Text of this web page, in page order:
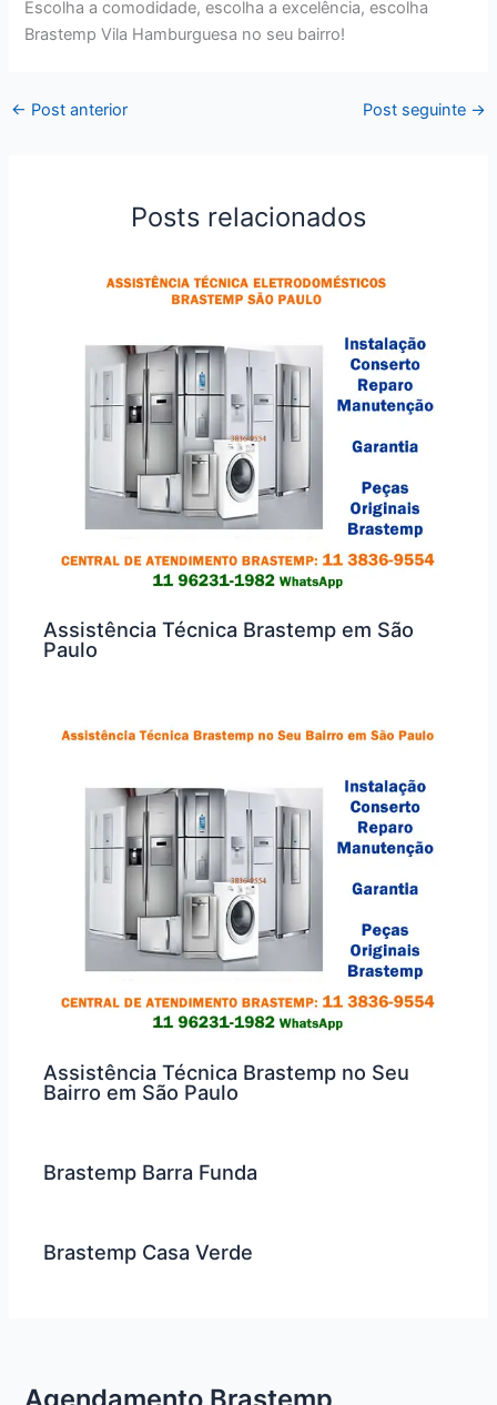
Escolha a comodidade, escolha a excelência, escolha
Brastemp Vila Hamburguesa no seu bairro!
← Post anterior Post seguinte →
Posts relacionados
Assistência Técnica Brastemp em São
Paulo
Assistência Técnica Brastemp no Seu
Bairro em São Paulo
Brastemp Barra Funda
Brastemp Casa Verde